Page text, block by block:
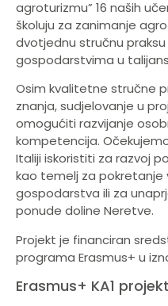
agroturizmu” 16 naših
školuju za zanimanje
dvotjednu stručnu
gospodarstvima u
Osim kvalitetne stručne
znanja, sudjelovanje u
omogućiti razvijanje
kompetencija.
Italiji iskoristiti za razvoj
kao temelj za
gospodarstva ili za
ponude doline Neretve.
Projekt je financiran
programa Erasmus+ u
Erasmus+ KA1 projekt